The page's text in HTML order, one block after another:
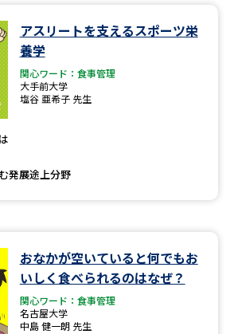
格認定
研究
徴を調べる
奨学金・特待生制度特集
進路の３択
アスリートを支えるスポーツ栄
養学
関心ワード：食事管理
大手前大学
塩谷 亜希子 先生
発展途上分野
おなかが空いていると何でもお
いしく食べられるのはなぜ？
関心ワード：食事管理
名古屋大学
中島 健一朗 先生